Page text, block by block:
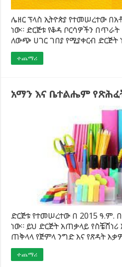
ሌዘር ፕላስ ኢትዮጵያ የተመሠረተው
ነው። ድርጅቱ የቆዳ ቦርሳዎችን
ለውጭ ሀገር ገበያ የሚያቀርብ ድርጅት
ተጨማሪ
አማን እና ቤተልሔም
ድርጅቱ የተመሠረተው በ 2015 ዓ.ም.
ነው። ይህ ድርጅት አጠቃላይ
ጠቅላላ የጅምላ ንግድ እና የጽዳት
ተጨማሪ